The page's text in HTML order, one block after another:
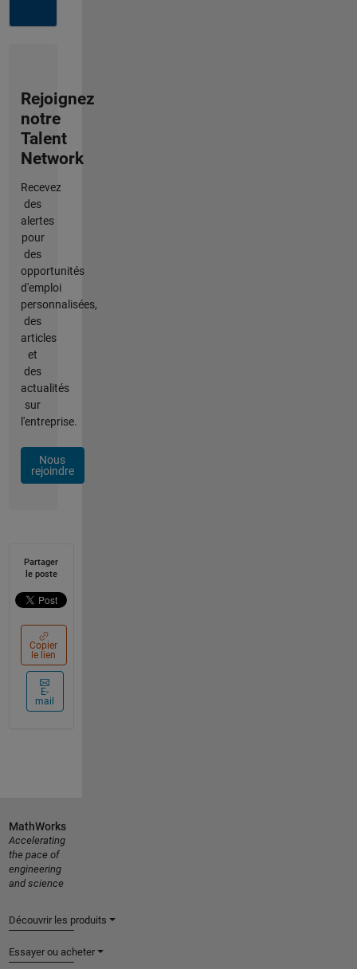
Rejoignez
notre
Talent
Network
Recevez
des
alertes
pour
des
opportunités
d'emploi
personnalisées,
des
articles
et
des
actualités
sur
l'entreprise.
Nous
rejoindre
Partager
le poste
Copier
le lien
E-
mail
MathWorks
Accelerating
the pace of
engineering
and science
Découvrir les produits
Essayer ou acheter